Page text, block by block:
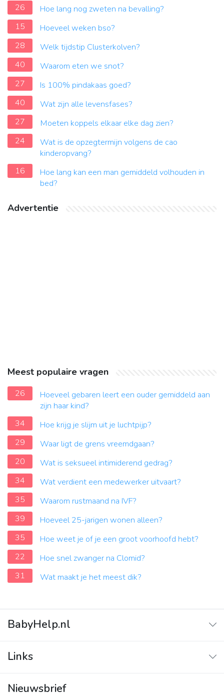
26
Hoe lang nog zweten na bevalling?
15
Hoeveel weken bso?
28
Welk tijdstip Clusterkolven?
40
Waarom eten we snot?
27
Is 100% pindakaas goed?
40
Wat zijn alle levensfases?
27
Moeten koppels elkaar elke dag zien?
24
Wat is de opzegtermijn volgens de cao
kinderopvang?
16
Hoe lang kan een man gemiddeld volhouden in
bed?
Advertentie
Meest populaire vragen
26
Hoeveel gebaren leert een ouder gemiddeld aan
zijn haar kind?
34
Hoe krijg je slijm uit je luchtpijp?
29
Waar ligt de grens vreemdgaan?
20
Wat is seksueel intimiderend gedrag?
34
Wat verdient een medewerker uitvaart?
35
Waarom rustmaand na IVF?
39
Hoeveel 25-jarigen wonen alleen?
35
Hoe weet je of je een groot voorhoofd hebt?
22
Hoe snel zwanger na Clomid?
31
Wat maakt je het meest dik?
BabyHelp.nl
Vraag & Antwoord
Links
Nieuwsbrief